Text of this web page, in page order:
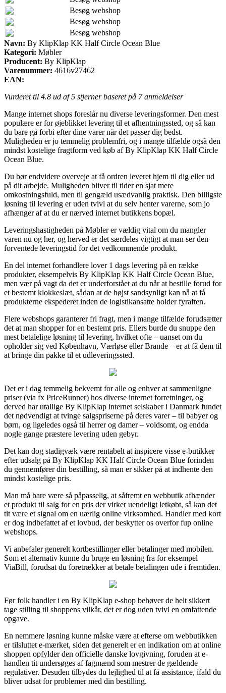
Besøg webshop
Besøg webshop
Besøg webshop
Navn: By KlipKlap KK Half Circle Ocean Blue
Kategori: Møbler
Producent: By KlipKlap
Varenummer: 4616v27462
EAN:
Vurderet til 4.8 ud af 5 stjerner baseret på 7anmeldelser
Mange internet shops foreslår nu diverse leveringsformer. Den mest
populære er for øjeblikket levering til et afhentningssted, og så kan
du bare gå forbi efter dine varer når det passer dig bedst.
Muligheden er jo temmelig problemfri, og i mange tilfælde også den
mindst kostelige fragtform ved køb af By KlipKlap KK Half Circle
Ocean Blue.
Du bør endvidere overveje at få ordren leveret hjem til dig eller ud
på dit arbejde. Muligheden bliver til tider en sjat mere
omkostningsfuld, men til gengæld usædvanlig praktisk. Den billigste
løsning til levering er uden tvivl at du selv henter varerne, som jo
afhænger af at du er nærved internet butikkens bopæl.
Leveringshastigheden på Møbler er vældig vital om du mangler
varen nu og her, og herved er det særdeles vigtigt at man ser den
forventede leveringstid for det vedkommende produkt.
En del internet forhandlere lover 1 dags levering på en række
produkter, eksempelvis By KlipKlap KK Half Circle Ocean Blue,
men vær på vagt da det er underforstået at du når at bestille forud for
et bestemt klokkeslæt, sådan at de højst sandsynligt kan nå at få
produkterne ekspederet inden de logistikansatte holder fyraften.
Flere webshops garanterer fri fragt, men i mange tilfælde forudsætter
det at man shopper for en bestemt pris. Ellers burde du snuppe den
mest betalelige løsning til levering, hvilket ofte – uanset om du
opholder sig ved København, Værløse eller Brande – er at få dem til
at bringe din pakke til et udleveringssted.
Det er i dag temmelig bekvemt for alle og enhver at sammenligne
priser (via fx PriceRunner) hos diverse internet forretninger, og
derved har utallige By KlipKlap internet selskaber i Danmark fundet
det nødvendigt at tvinge salgspriserne på deres varer – til babyer og
børn, og ligeledes også til herrer og damer – voldsomt, og endda
nogle gange præstere levering uden gebyr.
Det kan dog stadigvæk være rentabelt at inspicere visse e-butikker
efter udsalg på By KlipKlap KK Half Circle Ocean Blue forinden
du gennemfører din bestilling, så man er sikker på at indhente den
mindst kostelige pris.
Man må bare være så påpasselig, at såfremt en webbutik afhænder
et produkt til salg for en pris der virker uendeligt letkøbt, så kan det
tit være et signal om en uærlig online virksomhed. Handler med kort
er dog indbefattet af et lovbud, der beskytter os overfor fup online
webshops.
Vi anbefaler generelt kortbestillinger eller betalinger med mobilen.
Som et alternativ kunne du bruge en løsning fra for eksempel
ViaBill, forudsat du foretrækker at betale betalingen ude i fremtiden.
Før folk handler i en By KlipKlap e-shop behøver de helt sikkert
tage stilling til shoppens vilkår, det er dog uden tvivl en omfattende
opgave.
En nemmere løsning kunne måske være at efterse om webbutikken
er tilsluttet e-mærket, siden det generelt er en indikation om at online
shoppen opfylder den officielle danske lovgivning, foruden at e-
handlen tit undersøges af fagmænd som mestrer de gældende
regulativer. Desuden tilbydes du lejlighed til at få assistance, ifald du
bliver udsat for problemer med din bestilling.